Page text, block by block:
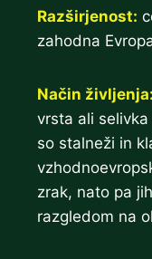
Razširjenost:
zahodna
Način življenja:
vrsta ali
so stalneži in
zrak, nato pa
razgledom na